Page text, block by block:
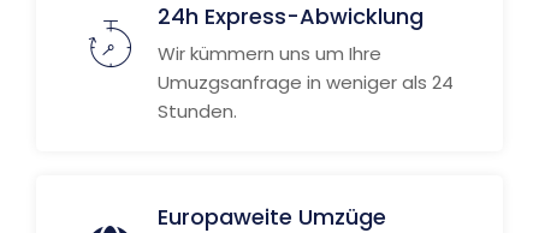
24h Express-Abwicklung
Wir kümmern uns um Ihre
Umuzgsanfrage in weniger als 24
Stunden.
Europaweite Umzüge